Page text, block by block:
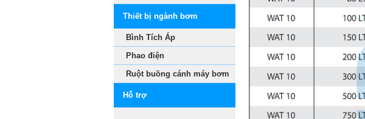
Thiết bị ngành bơm
Bình Tích Áp
Phao điện
Ruột buồng cánh máy bơm
Hỗ trợ